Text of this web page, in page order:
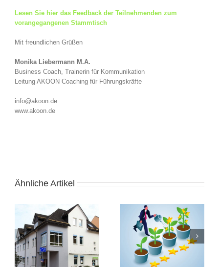
Lesen Sie hier das Feedback der Teilnehmenden zum
vorangegangenen Stammtisch
Mit freundlichen Grüßen
Monika Liebermann M.A.
Business Coach, Trainerin für Kommunikation
Leitung AKOON Coaching für Führungskräfte
info@akoon.de
www.akoon.de
Ähnliche Artikel
Feedback als
Geschenk – Entdecke
Deine Art zu schenken
und beschenkt zu
Eine
Faschingsinspiration